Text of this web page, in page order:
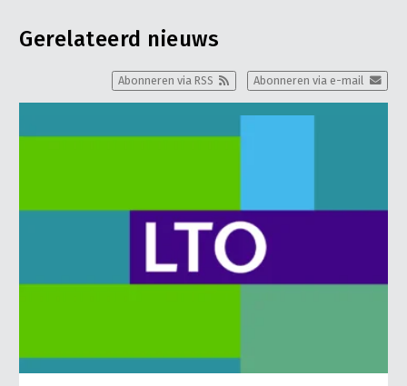
Gerelateerd nieuws
Abonneren via e-mail
Abonneren via RSS